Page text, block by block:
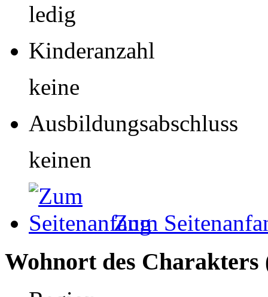
ledig
Kinderanzahl
keine
Ausbildungsabschluss
keinen
Zum
Wohnort des Charakters